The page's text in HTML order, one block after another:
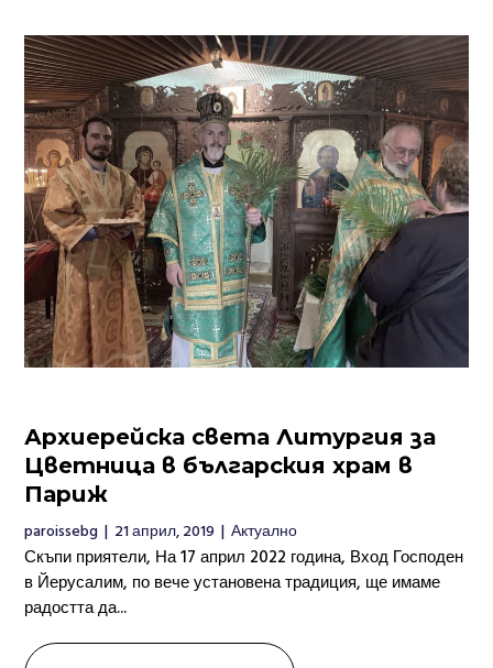
Архиерейска света Литургия за
Цветница в българския храм в
Париж
paroissebg | 21 април, 2019 | Актуално
Скъпи приятели, На 17 април 2022 година, Вход Господен
в Йерусалим, по вече установена традиция, ще имаме
радостта да...